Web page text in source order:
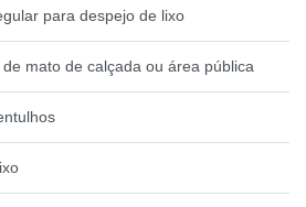
para despejo de lixo
mato de calçada ou área pública